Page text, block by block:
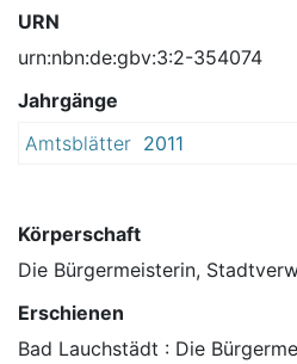
URN
urn:nbn:de:gbv:3:2-354074
Jahrgänge
Amtsblätter 2011
Körperschaft
Die Bürgermeisterin,
Erschienen
Bad Lauchstädt : Die